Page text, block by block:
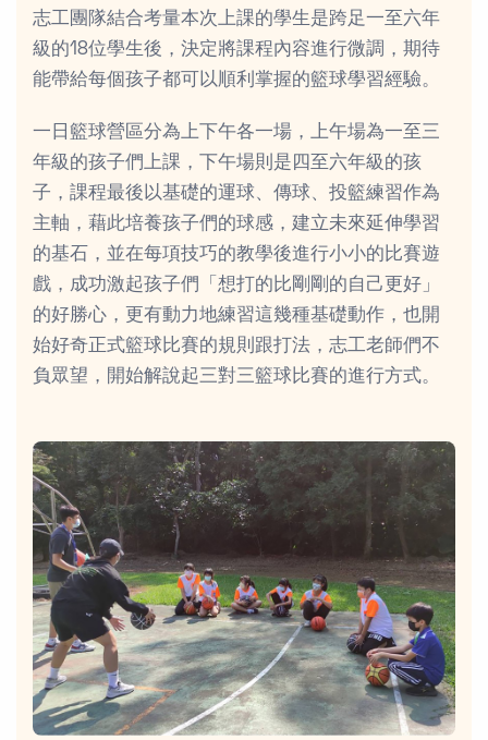
志工團隊結合考量本次上課的學生是跨足一至六年
級的18位學生後，決定將課程內容進行微調，期待
能帶給每個孩子都可以順利掌握的籃球學習經驗。
一日籃球營區分為上下午各一場，上午場為一至三
年級的孩子們上課，下午場則是四至六年級的孩
子，課程最後以基礎的運球、傳球、投籃練習作為
主軸，藉此培養孩子們的球感，建立未來延伸學習
的基石，並在每項技巧的教學後進行小小的比賽遊
戲，成功激起孩子們「想打的比剛剛的自己更好」
的好勝心，更有動力地練習這幾種基礎動作，也開
始好奇正式籃球比賽的規則跟打法，志工老師們不
負眾望，開始解說起三對三籃球比賽的進行方式。